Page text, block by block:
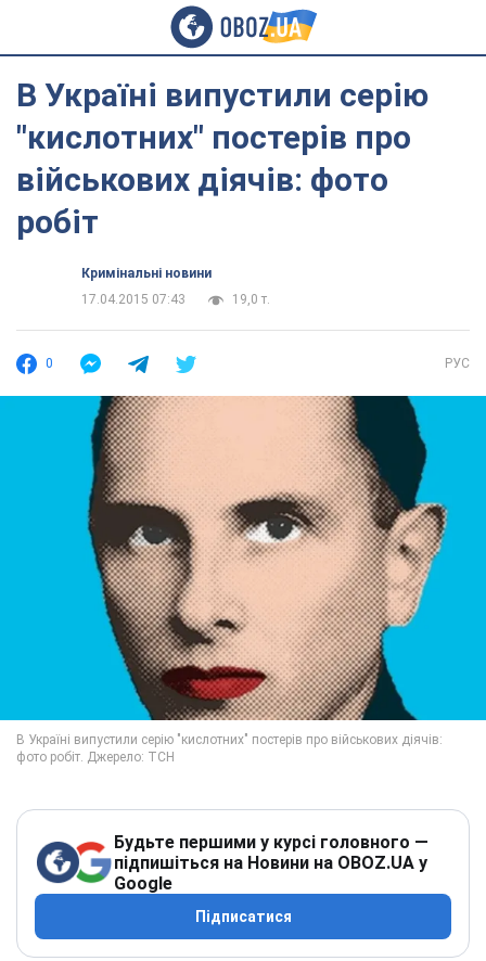
В Україні випустили серію
"кислотних" постерів про
військових діячів: фото
робіт
Кримінальні новини
17.04.2015 07:43
19,0 т.
0 РУС
Будьте першими у курсі головного —
підпишіться на Новини на OBOZ.UA у
Google
Підписатися